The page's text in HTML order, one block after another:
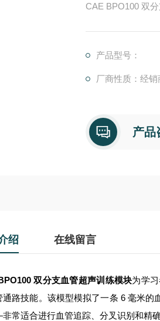
CAE BPO100 双
产品型号：
厂商性质：经销
产品
绍 在线留言
双分支血管超声训练模块为学
通路技能。该模型模拟了一条 6 毫米
常适合进行血管追踪、分叉识别和精确